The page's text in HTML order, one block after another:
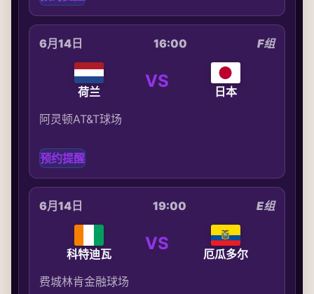
6月14日 16:00 F组
荷兰
VS
日本
阿灵顿AT&T球场
预约提醒
6月14日 19:00 E组
科特迪瓦
VS
厄瓜多尔
费城林肯金融球场